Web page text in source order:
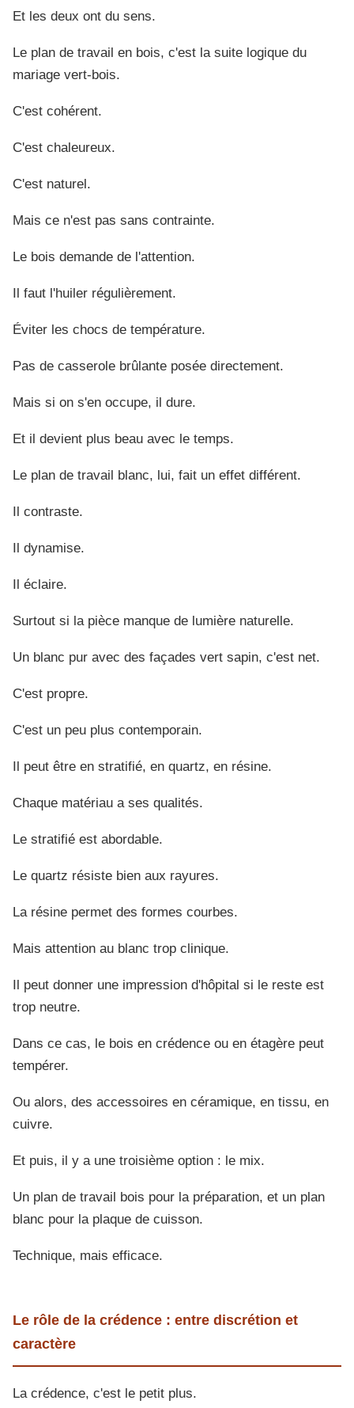
Et les deux ont du sens.
Le plan de travail en bois, c'est la suite logique du
mariage vert-bois.
C'est cohérent.
C'est chaleureux.
C'est naturel.
Mais ce n'est pas sans contrainte.
Le bois demande de l'attention.
Il faut l'huiler régulièrement.
Éviter les chocs de température.
Pas de casserole brûlante posée directement.
Mais si on s'en occupe, il dure.
Et il devient plus beau avec le temps.
Le plan de travail blanc, lui, fait un effet différent.
Il contraste.
Il dynamise.
Il éclaire.
Surtout si la pièce manque de lumière naturelle.
Un blanc pur avec des façades vert sapin, c'est net.
C'est propre.
C'est un peu plus contemporain.
Il peut être en stratifié, en quartz, en résine.
Chaque matériau a ses qualités.
Le stratifié est abordable.
Le quartz résiste bien aux rayures.
La résine permet des formes courbes.
Mais attention au blanc trop clinique.
Il peut donner une impression d'hôpital si le reste est
trop neutre.
Dans ce cas, le bois en crédence ou en étagère peut
tempérer.
Ou alors, des accessoires en céramique, en tissu, en
cuivre.
Et puis, il y a une troisième option : le mix.
Un plan de travail bois pour la préparation, et un plan
blanc pour la plaque de cuisson.
Technique, mais efficace.
Le rôle de la crédence : entre discrétion et
caractère
La crédence, c'est le petit plus.